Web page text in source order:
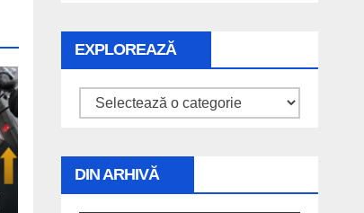
EXPLOREAZĂ
Explorează
DIN ARHIVĂ